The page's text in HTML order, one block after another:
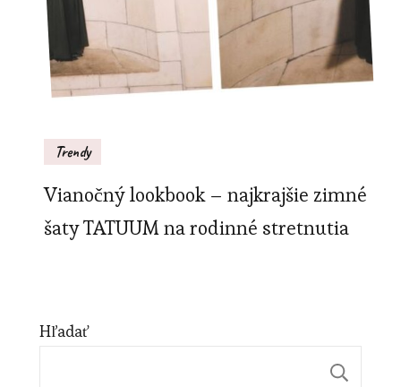
Trendy
Vianočný lookbook – najkrajšie zimné
šaty TATUUM na rodinné stretnutia
Hľadať